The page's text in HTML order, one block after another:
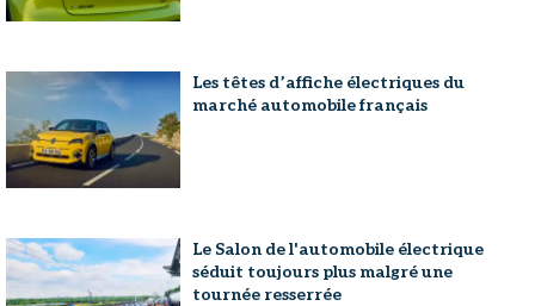
Les têtes d’affiche électriques du
marché automobile français
Le Salon de l'automobile électrique
séduit toujours plus malgré une
tournée resserrée